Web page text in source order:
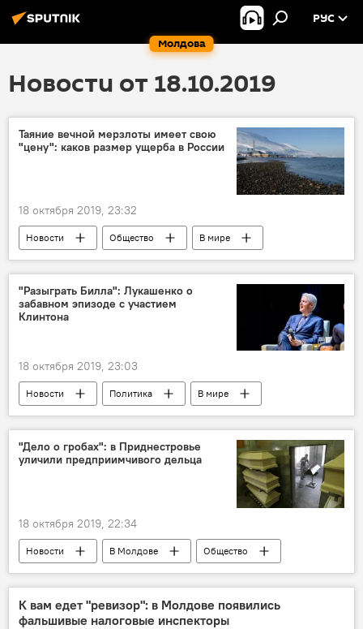
Молдова
РУС
Новости от 18.10.2019
Таяние вечной мерзлоты имеет свою
"цену": каков размер ущерба в России
18 октября 2019, 23:32
Новости Общество
В мире
Экономика
Россия
"Разыграть Билла": Лукашенко о
забавном эпизоде с участием
Клинтона
18 октября 2019, 23:03
Новости Политика
В мире
Общество
"Дело о гробах": в Приднестровье
уличили предприимчивого дельца
18 октября 2019, 22:34
Новости В Молдове
Общество
Происшествия
Приднестровье
уголовная ответственность
К вам едет "ревизор": в Молдове появились
фальшивые налоговые инспекторы